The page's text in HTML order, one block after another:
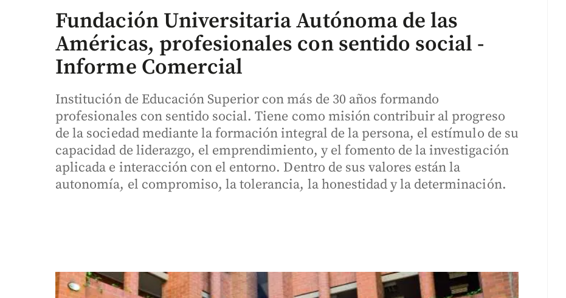
Fundación Universitaria Autónoma de las
Américas, profesionales con sentido social -
Informe Comercial
Institución de Educación Superior con más de 30 años formando
profesionales con sentido social. Tiene como misión contribuir al progreso
de la sociedad mediante la formación integral de la persona, el estímulo de su
capacidad de liderazgo, el emprendimiento, y el fomento de la investigación
aplicada e interacción con el entorno. Dentro de sus valores están la
autonomía, el compromiso, la tolerancia, la honestidad y la determinación.